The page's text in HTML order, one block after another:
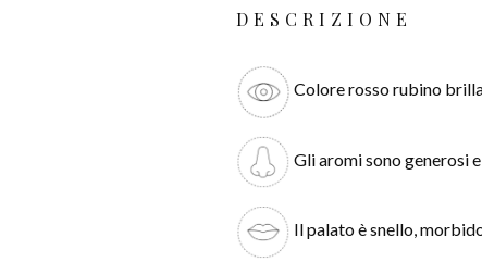
DESCRIZIONE
Colore rosso rubino
Gli aromi sono generosi
Il palato è snello,